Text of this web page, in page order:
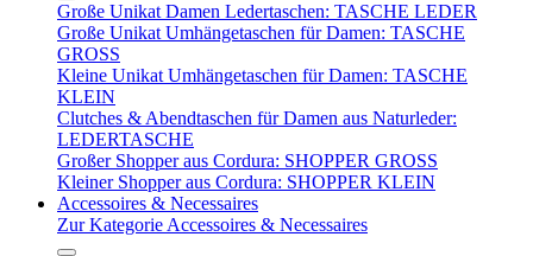
Große Unikat Damen Ledertaschen: TASCHE LEDER
Große Unikat Umhängetaschen für Damen: TASCHE
GROSS
Kleine Unikat Umhängetaschen für Damen: TASCHE
KLEIN
Clutches & Abendtaschen für Damen aus Naturleder:
LEDERTASCHE
Großer Shopper aus Cordura: SHOPPER GROSS
Kleiner Shopper aus Cordura: SHOPPER KLEIN
Accessoires & Necessaires
Zur Kategorie Accessoires & Necessaires